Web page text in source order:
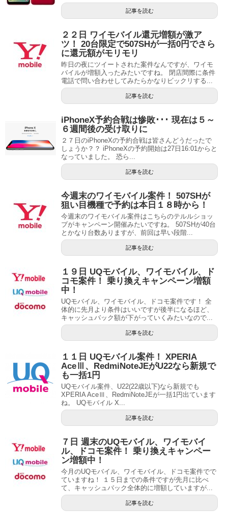
記事を読む
２２日 ワイモバイル還元増額が激ア
ツ！ 20台限定で507SHが一括0円でさら
に還元額がモリモリ
昨日の夜にツイートされた案件なんですが、ワイモ
バイルが増額入ったみたいですね。 閉店間際に条件
電話で問い合わせしてみたらかなりビックリする...
記事を読む
iPhoneX予約合戦は惨敗･･･ 現在は５～
６週間後の受け取りに
２７日のiPhoneXの予約合戦は皆さんどうだったで
しょうか？？ iPhoneXの予約開始は27日16:01からと
なっていました。 恐ら...
記事を読む
今週末のワイモバイル案件！ 507SHが
狙い目機種で予約は本日１８時から！
今週末のワイモバイル案件はこちらのテルルショッ
プがキャンペーン開催みたいですね。 507SHが40台
とかなり台数ありますが、前回は早い段階...
記事を読む
１９日 UQモバイル、ワイモバイル、ド
コモ案件！ 乗り換えキャンペーン増額
中！
UQモバイル、ワイモバイル、ドコモ案件です！ 全
体的に先月より条件はいいですが後半になるほど、
キャッシュバック額が下がっていくみたいなので...
記事を読む
１１日 UQモバイル案件！ XPERIA
AceⅢ、RedmiNoteJEがU22なら新規で
も一括1円
UQモバイル案件、U22(22歳以下)なら新規でも
XPERIA AceⅢ、RedmiNoteJEが一括1円出ています
ね。 UQモバイル X...
記事を読む
７日 週末のUQモバイル、ワイモバイ
ル、ドコモ案件！ 乗り換えキャンペー
ン増額中！
今月のUQモバイル、ワイモバイル、ドコモ案件でで
ていますね！ １５日までの条件ですが先月に比べ
て、キャッシュバック全体的に増額していますが...
記事を読む